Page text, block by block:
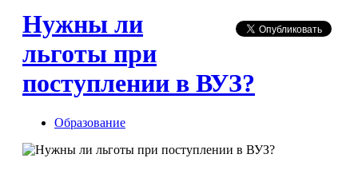
Нужны ли
льготы при
поступлении в ВУЗ?
Образование